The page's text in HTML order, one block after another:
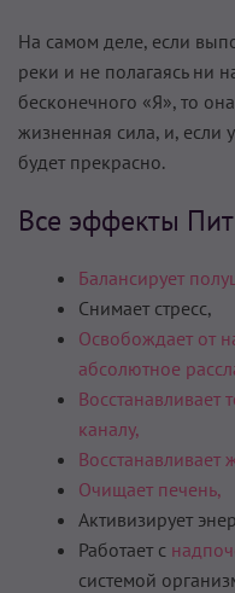
На самом деле, если
реки и не полагаясь ни
бесконечного «Я», то
жизненная сила, и, если
будет прекрасно.
Все эффекты
Балансирует
Снимает стресс,
Освобождает от
абсолютное
Восстанавливает
каналу,
Восстанавливает
Очищает печень,
Активизирует
Работает с
системой